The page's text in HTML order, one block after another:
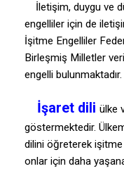
İletişim, duygu ve
engelliler için de
İşitme Engelliler
Birleşmiş Milletler
engelli bulunmaktadır.
İşaret dili ülke
göstermektedir.
dilini öğreterek işitme
onlar için daha